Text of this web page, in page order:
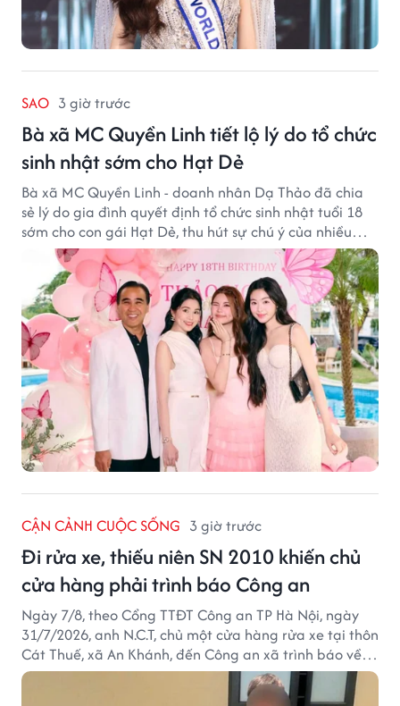
SAO 3 giờ trước
Bà xã MC Quyền Linh tiết lộ lý do tổ chức
sinh nhật sớm cho Hạt Dẻ
Bà xã MC Quyền Linh - doanh nhân Dạ Thảo đã chia
sẻ lý do gia đình quyết định tổ chức sinh nhật tuổi 18
sớm cho con gái Hạt Dẻ, thu hút sự chú ý của nhiều
người hâm mộ.
CẬN CẢNH CUỘC SỐNG 3 giờ trước
Đi rửa xe, thiếu niên SN 2010 khiến chủ
cửa hàng phải trình báo Công an
Ngày 7/8, theo Cổng TTĐT Công an TP Hà Nội, ngày
31/7/2026, anh N.C.T, chủ một cửa hàng rửa xe tại thôn
Cát Thuế, xã An Khánh, đến Công an xã trình báo về
việc bị mất trộm chiếc xe máy Honda Wave. Trong cốp
xe còn có nhiều giấy tờ cá nhân và khoảng 1,2 triệu